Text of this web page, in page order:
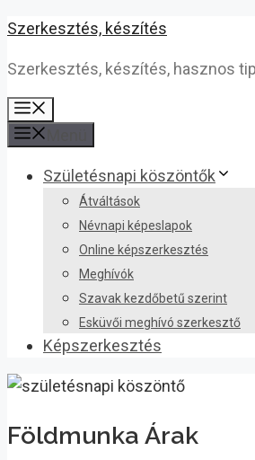
Kilépés
tartalomba
Szerkesztés, készítés
Szerkesztés, készítés, hasznos
Születésnapi köszöntők
Átváltások
Névnapi képeslapok
Online képszerkesztés
Meghívók
Szavak kezdőbetű szerint
Esküvői meghívó szerkesztő
Képszerkesztés
Földmunka Árak